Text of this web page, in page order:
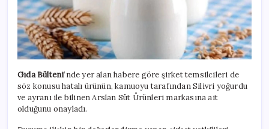
Gıda Bülteni‘nde yer alan habere göre şirket temsilcileri de
söz konusu hatalı ürünün, kamuoyu tarafından Silivri yoğurdu
ve ayranı ile bilinen Arslan Süt Ürünleri markasına ait
olduğunu onayladı.